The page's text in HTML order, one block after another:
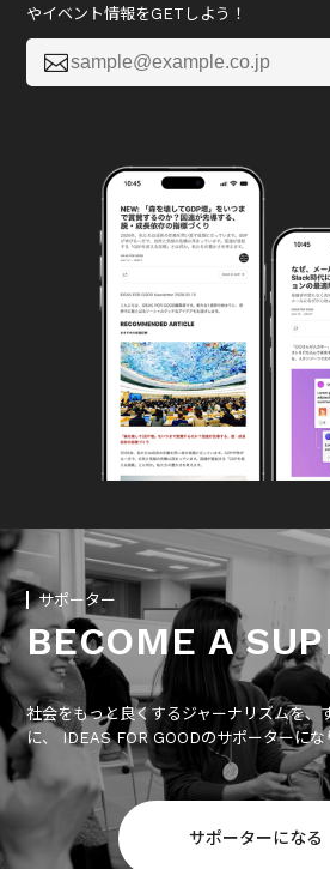
やイベント情報をGETしよう！

サポーター
BECOME A
社会をもっと良くするジャーナリズムを、
に、 IDEAS FOR GOODのサポーターにな
サポーターになる